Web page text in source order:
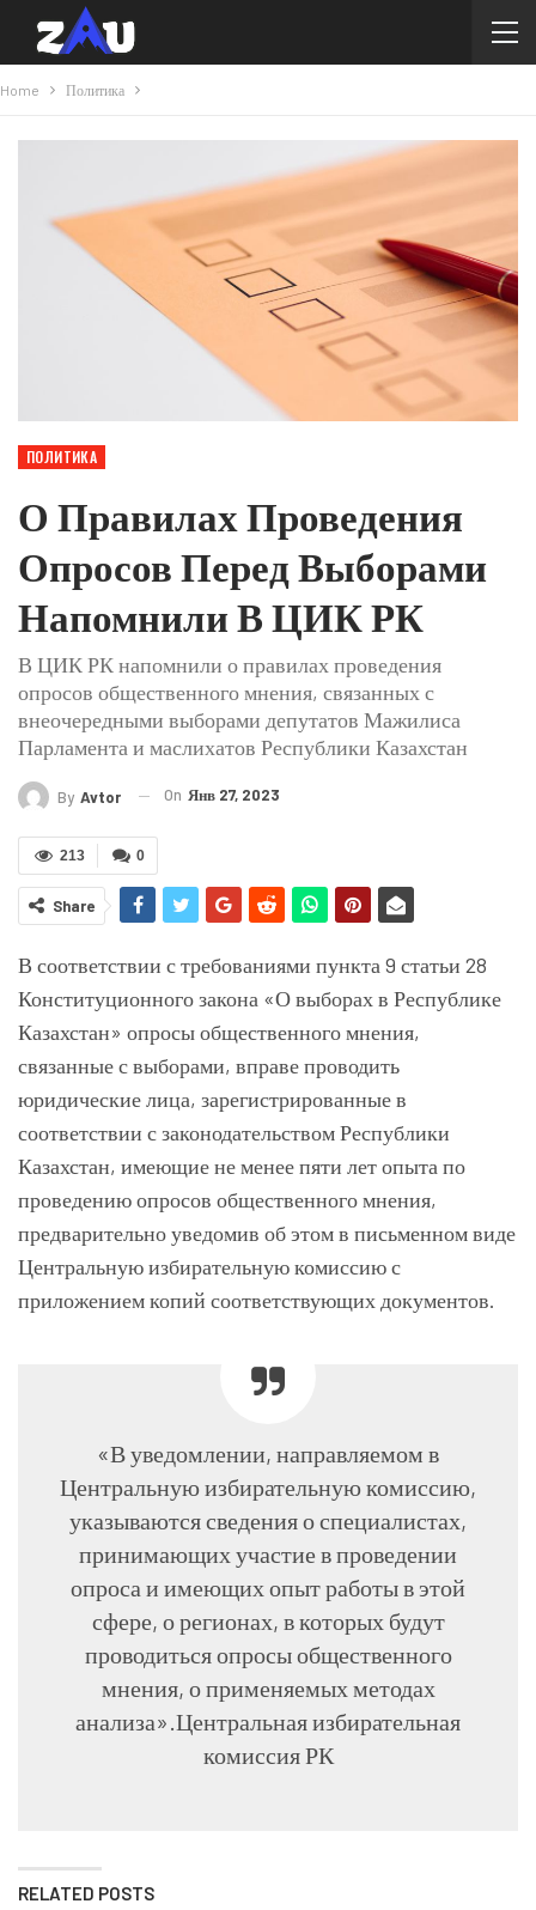
Home Политика
ПОЛИТИКА
О Правилах Проведения
Опросов Перед Выборами
Напомнили В ЦИК РК
В ЦИК РК напомнили о правилах проведения
опросов общественного мнения, связанных с
внеочередными выборами депутатов Мажилиса
Парламента и маслихатов Республики Казахстан
By Avtor On Янв 27, 2023
0
213
Share
В соответствии с требованиями пункта 9 статьи 28
Конституционного закона «О выборах в Республике
Казахстан» опросы общественного мнения,
связанные с выборами, вправе проводить
юридические лица, зарегистрированные в
соответствии с законодательством Республики
Казахстан, имеющие не менее пяти лет опыта по
проведению опросов общественного мнения,
предварительно уведомив об этом в письменном виде
Центральную избирательную комиссию с
приложением копий соответствующих документов.
«В уведомлении, направляемом в
Центральную избирательную комиссию,
указываются сведения о специалистах,
принимающих участие в проведении
опроса и имеющих опыт работы в этой
сфере, о регионах, в которых будут
проводиться опросы общественного
мнения, о применяемых методах
анализа».Центральная избирательная
комиссия РК
RELATED POSTS